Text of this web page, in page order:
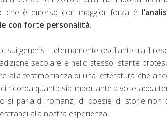
che è emerso con maggior forza è
con forte personalità.
sui generis – eternamente oscillante tra il
secolare e nello stesso istante
alla testimonianza di una letteratura che
ricorda quanto sia importante a volte
si parla di romanzi, di poesie, di storie
alla nostra esperienza.